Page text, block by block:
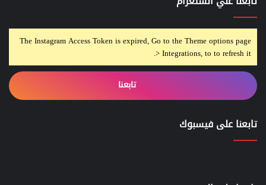
The Instagram Access Token is expired, Go to the Theme options page
> Integrations, to to refresh it.
تابعنا
تابعنا على فيسبوك